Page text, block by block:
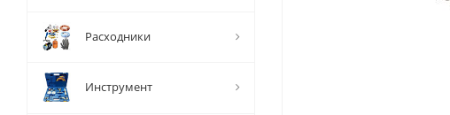
Расходники
Инструмент